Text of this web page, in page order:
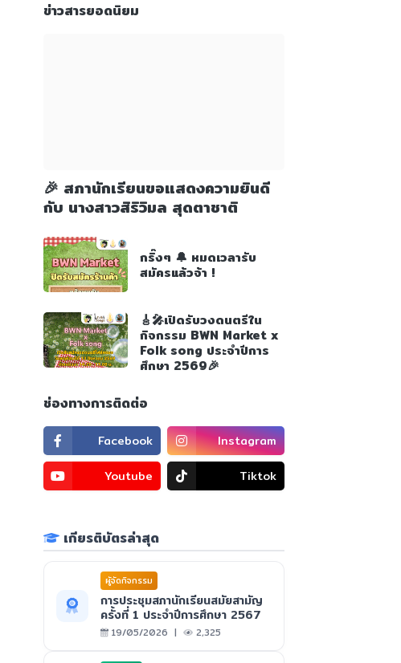
ข่าวสารยอดนิยม
🎉 สภานักเรียนขอแสดงความยินดี
กับ นางสาวสิริวิมล สุดตาชาติ
กริ๊งๆ 🔔 หมดเวลารับ
สมัครแล้วจ้า !
🎸🎤เปิดรับวงดนตรีใน
กิจกรรม BWN Market x
Folk song ประจำปีการ
ศึกษา 2569🎉
ช่องทางการติดต่อ
Facebook
Instagram
Youtube
Tiktok
เกียรติบัตรล่าสุด
ผูัจัดกิจกรรม
การประชุมสภานักเรียนสมัยสามัญ
ครั้งที่ 1 ประจำปีการศึกษา 2567
19/05/2026 | 2,325